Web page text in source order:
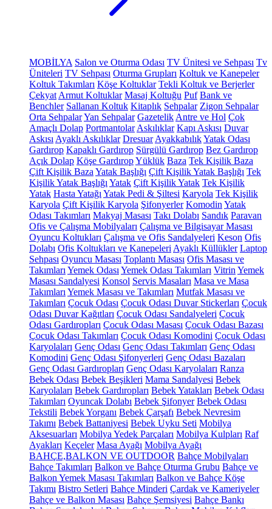
MOBİLYA Salon ve Oturma Odası TV Ünitesi ve Sehpası Tv
Üniteleri TV Sehpası Oturma Grupları Koltuk ve Kanepeler
Koltuk Takımları Köşe Koltuklar Tekli Koltuk ve Berjerler
Çekyat Armut Koltuklar Masaj Koltuğu Puf Bank ve
Benchler Sallanan Koltuk Kitaplık Sehpalar Zigon Sehpalar
Orta SehpalarYan Sehpalar Gazetelik Antre ve Hol Çok
Amaçlı Dolap Portmantolar Askılıklar Kapı Askısı Duvar
Askısı Ayaklı Askılıklar Dresuar AyakkabılıkYatak Odası
Gardırop Kapaklı Gardırop Sürgülü Gardırop Bez Gardırop
Açık Dolap Köşe GardıropYüklük Baza Tek Kişilik Baza
Çift Kişilik Baza Yatak Başlığı Çift Kişilik Yatak Başlığı Tek
Kişilik Yatak Başlığı Yatak Çift Kişilik Yatak Tek Kişilik
Yatak Hasta Yatağı Yatak Pedi & Şiltesi Karyola Tek Kişilik
Karyola Çift Kişilik Karyola Şifonyerler Komodin Yatak
Odası Takımları Makyaj Masası Takı Dolabı Sandık Paravan
Ofis ve Çalışma Mobilyaları Çalışma ve Bilgisayar Masası
Oyuncu Koltukları Çalışma ve Ofis Sandalyeleri Keson Ofis
Dolabı Ofis Koltukları ve Kanepeleri Ayaklı Küllükler Laptop
Sehpası Oyuncu Masası Toplantı Masası Ofis Masası ve
Takımları Yemek Odası Yemek Odası Takımları Vitrin Yemek
Masası Sandalyesi Konsol Servis Masaları Masa ve Masa
Takımları Yemek Masası ve Takımları Mutfak Masası ve
Takımları Çocuk Odası Çocuk Odası Duvar Stickerları Çocuk
Odası Duvar Kağıtları Çocuk Odası Sandalyeleri Çocuk
Odası Gardıropları Çocuk Odası Masası Çocuk Odası Bazası
Çocuk Odası Takımları Çocuk Odası Komodini Çocuk Odası
Karyolaları Genç Odası Genç Odası Takımları Genç Odası
Komodini Genç Odası Şifonyerleri Genç Odası Bazaları
Genç Odası Gardıropları Genç Odası Karyolaları Ranza
Bebek Odası Bebek Beşikleri Mama Sandalyesi Bebek
Karyolaları Bebek Gardıropları Bebek Yatakları Bebek Odası
Takımları Oyuncak Dolabı Bebek Şifonyer Bebek Odası
Tekstili Bebek Yorganı Bebek Çarşafı Bebek Nevresim
Takımı Bebek Battaniyesi Bebek Uyku Seti Mobilya
Aksesuarları Mobilya Yedek Parçaları Mobilya Kulpları Raf
Ayakları Keçeler Masa Ayağı Mobilya Ayağı
BAHÇE,BALKON VE OUTDOOR Bahçe Mobilyaları
Bahçe Takımları Balkon ve Bahçe Oturma Grubu Bahçe ve
Balkon Yemek Masası Takımları Balkon ve Bahçe Köşe
Takımı Bistro Setleri Bahçe Minderi Çardak ve Kameriyeler
Bahçe ve Balkon Masası Bahçe Şemsiyesi Bahçe Bankı